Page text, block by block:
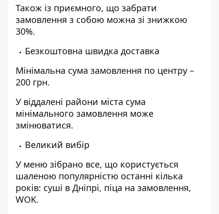
Також із приємного, що забрати
замовлення з собою можна зі знижкою
30%.
Безкоштовна швидка доставка
Мінімальна сума замовлення по центру –
200 грн.
У віддалені райони міста сума
мінімального замовлення може
змінюватися.
Великий вибір
У меню зібрано все, що користується
шаленою популярністю останні кілька
років: суші в Дніпрі, піца на замовлення,
WOK.